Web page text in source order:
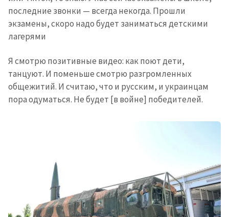
последние звонки — всегда некогда. Прошли
экзамены, скоро надо будет заниматься детскими
лагерями
Я смотрю позитивные видео: как поют дети,
танцуют. И поменьше смотрю разгромленных
общежитий. И считаю, что и русским, и украинцам
пора одуматься. Не будет [в войне] победителей.